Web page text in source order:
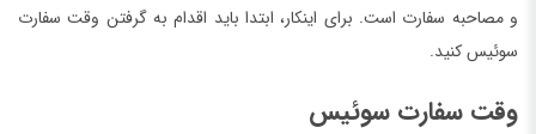
و مصاحبه سفارت است. برای اینکار، ابتدا باید اقدام به گرفتن وقت سفارت
سوئیس کنید.
وقت سفارت سوئیس